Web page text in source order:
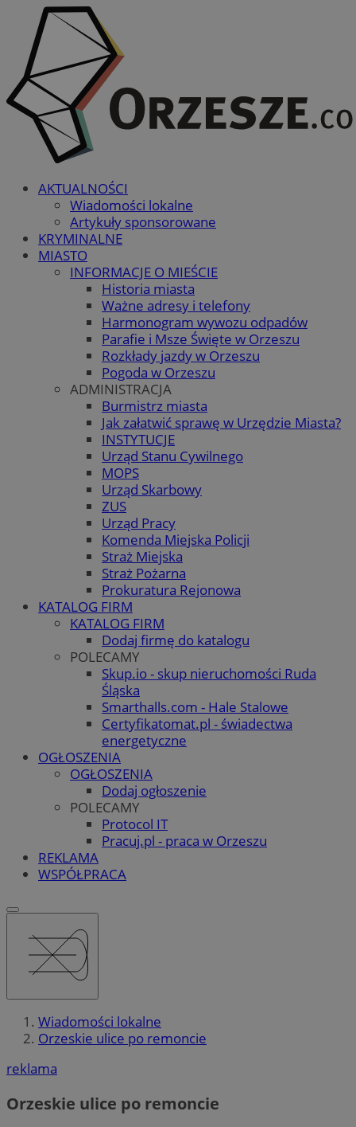
AKTUALNOŚCI
Wiadomości lokalne
Artykuły sponsorowane
KRYMINALNE
MIASTO
INFORMACJE O MIEŚCIE
Historia miasta
Ważne adresy i telefony
Harmonogram wywozu odpadów
Parafie i Msze Święte w Orzeszu
Rozkłady jazdy w Orzeszu
Pogoda w Orzeszu
ADMINISTRACJA
Burmistrz miasta
Jak załatwić sprawę w Urzędzie Miasta?
INSTYTUCJE
Urząd Stanu Cywilnego
MOPS
Urząd Skarbowy
ZUS
Urząd Pracy
Komenda Miejska Policji
Straż Miejska
Straż Pożarna
Prokuratura Rejonowa
KATALOG FIRM
KATALOG FIRM
Dodaj firmę do katalogu
POLECAMY
Skup.io - skup nieruchomości Ruda
Śląska
Smarthalls.com - Hale Stalowe
Certyfikatomat.pl - świadectwa
energetyczne
OGŁOSZENIA
OGŁOSZENIA
Dodaj ogłoszenie
POLECAMY
Protocol IT
Pracuj.pl - praca w Orzeszu
REKLAMA
WSPÓŁPRACA
Wiadomości lokalne
Orzeskie ulice po remoncie
reklama
Orzeskie ulice po remoncie